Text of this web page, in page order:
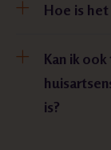
Hoe is
Kan ik
is?